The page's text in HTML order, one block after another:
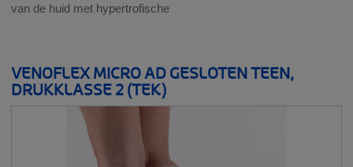
van de huid met hypertrofische
VENOFLEX MICRO AD GESLOTEN TEEN,
DRUKKLASSE 2 (TEK)